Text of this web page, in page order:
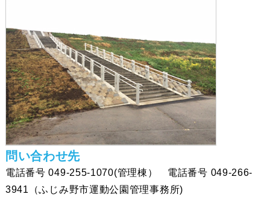
問い合わせ先
電話番号 049-255-1070(管理棟） 電話番号 049-266-
3941（ふじみ野市運動公園管理事務所)